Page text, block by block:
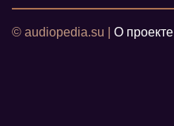
© audiopedia.su | О проекте